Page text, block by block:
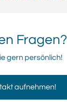
Fragen?
gern persönlich!
aufnehmen!